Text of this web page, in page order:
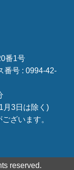
番1号
番号 : 0994-42-
月3日は除く)
ざいます。
reserved.